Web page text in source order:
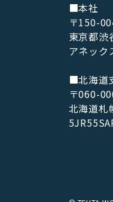
■本社
〒150-
東京都渋
アネック
■北海道
〒060-
北海道札